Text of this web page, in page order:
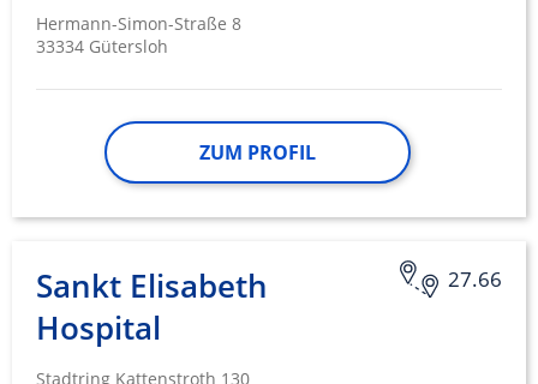
Hermann-Simon-Straße 8
33334 Gütersloh
ZUM PROFIL
27.66
Sankt Elisabeth
Hospital
Stadtring Kattenstroth 130